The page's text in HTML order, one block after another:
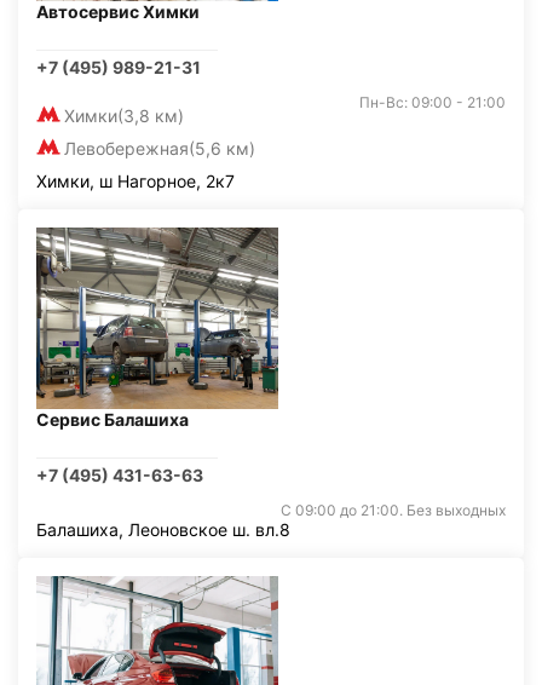
Автосервис Химки
+7 (495) 989-21-31
Химки(3,8 км)
Левобережная(5,6 км)
Пн-Вс: 09:00 - 21:00
Химки, ш Нагорное, 2к7
Сервис Балашиха
+7 (495) 431-63-63
С 09:00 до 21:00. Без выходных
Балашиха, Леоновское ш. вл.8